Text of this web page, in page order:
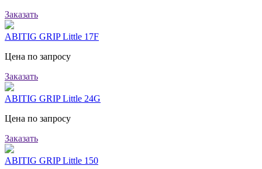
Заказать
ABITIG GRIP Little 17F
Цена по запросу
Заказать
ABITIG GRIP Little 24G
Цена по запросу
Заказать
ABITIG GRIP Little 150